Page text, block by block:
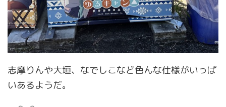
志摩りんや大垣、なでしこなど色んな仕様がいっぱ
いあるようだ。